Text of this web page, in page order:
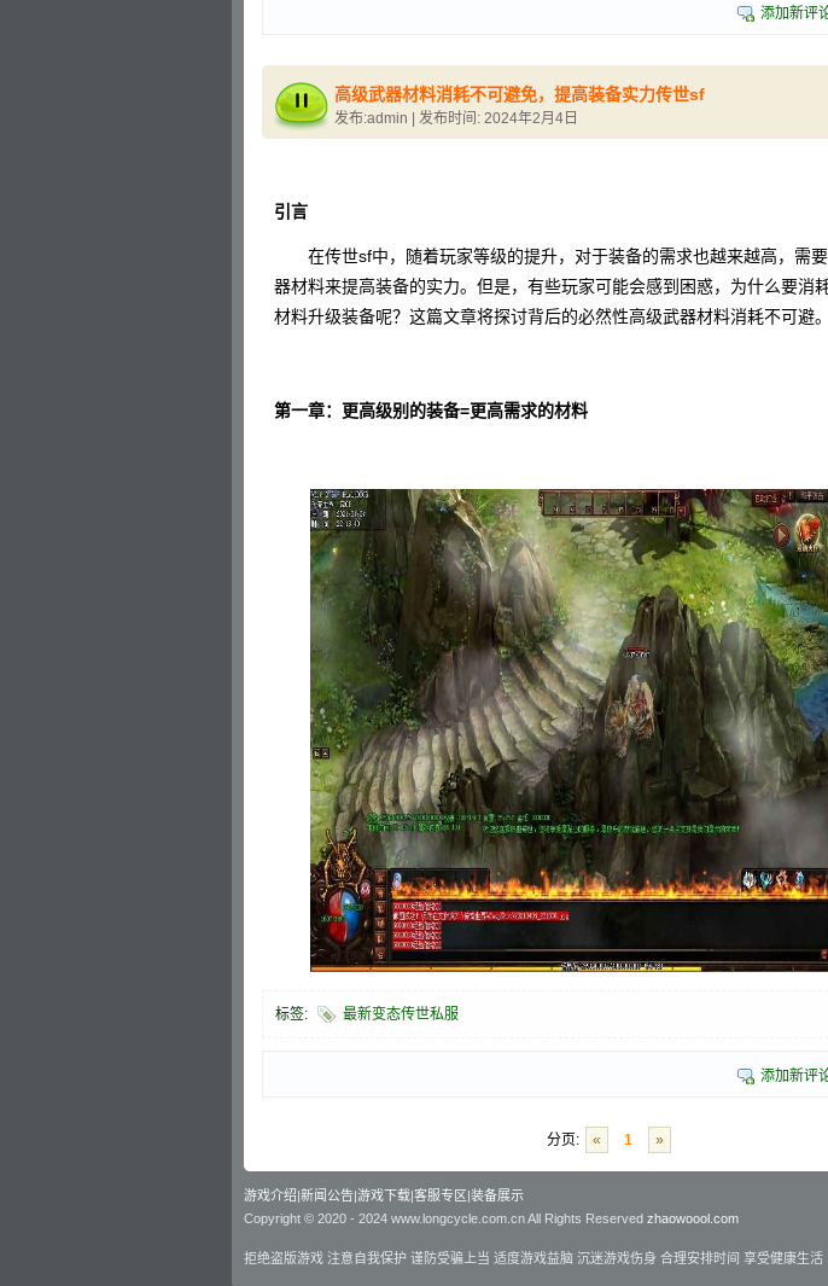
添加新评
高级武器材料消耗不可避免，提高装备实力传世sf
发布:admin | 发布时间: 2024年2月4日
引言
在传世sf中，随着玩家等级的提升，对于装备的需求也越来越高，需
器材料来提高装备的实力。但是，有些玩家可能会感到困惑，为什么要消
材料升级装备呢？这篇文章将探讨背后的必然性高级武器材料消耗不可避。
第一章：更高级别的装备=更高需求的材料
标签: 最新变态传世私服
添加新评
分页: « 1 »
游戏介绍|新闻公告|游戏下载|客服专区|装备展示
Copyright © 2020 - 2024 www.longcycle.com.cn All Rights Reserved zhaowoool.com
拒绝盗版游戏 注意自我保护 谨防受骗上当 适度游戏益脑 沉迷游戏伤身 合理安排时间 享受健康生活